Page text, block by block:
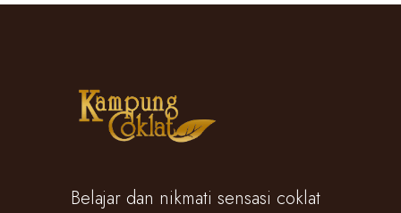
Belajar dan nikmati sensasi coklat